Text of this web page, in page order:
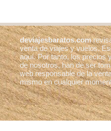
deviajesbaratos.com
venta de viajes y vuelos.
aquí. Por tanto, los precios
de nosotros, han de ser
web responsable de la
mismo en cualquier